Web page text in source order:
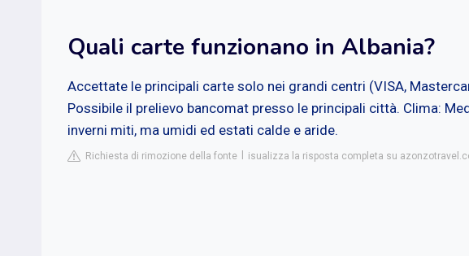
Quali carte funzionano in Albania?
Accettate le principali carte solo nei grandi centri (VISA,
Possibile il prelievo bancomat presso le principali città. Clima:
inverni miti, ma umidi ed estati calde e aride.
Richiesta di rimozione della fonte isualizza la risposta completa su